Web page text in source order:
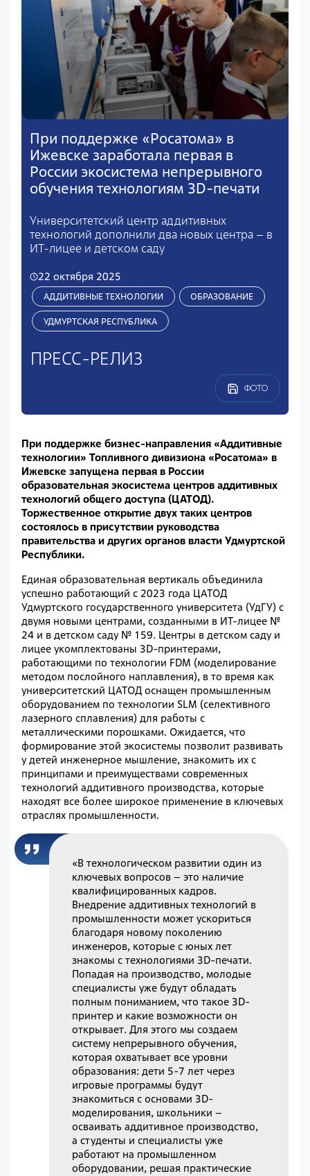
При поддержке «Росатома» в
Ижевске заработала первая в
России экосистема непрерывного
обучения технологиям 3D-печати
Университетский центр аддитивных
технологий дополнили два новых центра – в
ИТ-лицее и детском саду
22 октября 2025
АДДИТИВНЫЕ ТЕХНОЛОГИИ ОБРАЗОВАНИЕ
УДМУРТСКАЯ РЕСПУБЛИКА
ПРЕСС-РЕЛИЗ
ФОТО
При поддержке бизнес-направления «Аддитивные
технологии» Топливного дивизиона «Росатома» в
Ижевске запущена первая в России
образовательная экосистема центров аддитивных
технологий общего доступа (ЦАТОД).
Торжественное открытие двух таких центров
состоялось в присутствии руководства
правительства и других органов власти Удмуртской
Республики.
Единая образовательная вертикаль объединила
успешно работающий с 2023 года ЦАТОД
Удмуртского государственного университета (УдГУ) с
двумя новыми центрами, созданными в ИТ-лицее №
24 и в детском саду № 159. Центры в детском саду и
лицее укомплектованы 3D-принтерами,
работающими по технологии FDM (моделирование
методом послойного наплавления), в то время как
университетский ЦАТОД оснащен промышленным
оборудованием по технологии SLM (селективного
лазерного сплавления) для работы с
металлическими порошками. Ожидается, что
формирование этой экосистемы позволит развивать
у детей инженерное мышление, знакомить их с
принципами и преимуществами современных
технологий аддитивного производства, которые
находят все более широкое применение в ключевых
отраслях промышленности.
«В технологическом развитии один из
ключевых вопросов – это наличие
квалифицированных кадров.
Внедрение аддитивных технологий в
промышленности может ускориться
благодаря новому поколению
инженеров, которые с юных лет
знакомы с технологиями 3D-печати.
Попадая на производство, молодые
специалисты уже будут обладать
полным пониманием, что такое 3D-
принтер и какие возможности он
открывает. Для этого мы создаем
систему непрерывного обучения,
которая охватывает все уровни
образования: дети 5-7 лет через
игровые программы будут
знакомиться с основами 3D-
моделирования, школьники –
осваивать аддитивное производство,
а студенты и специалисты уже
работают на промышленном
оборудовании, решая практические